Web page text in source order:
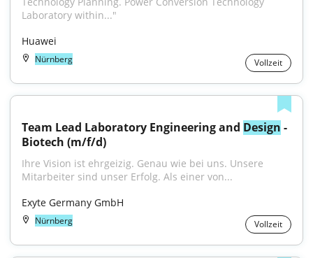
Laboratory within..."
Huawei
Nürnberg Vollzeit
Team Lead Laboratory Engineering and Design -
Biotech (m/f/d)
Ihre Vision ist ehrgeizig. Genau wie bei uns. Unsere
Mitarbeiter sind unser Erfolg. Als einer von...
Exyte Germany GmbH
Nürnberg Vollzeit